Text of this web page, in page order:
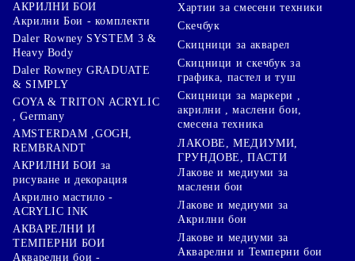
АКРИЛНИ БОИ
Акрилни Бои - комплекти
Daler Rowney SYSTEM 3 &
Heavy Body
Daler Rowney GRADUATE
& SIMPLY
GOYA & TRITON АCRYLIC
, Germany
AMSTERDAM ,GOGH,
REMBRANDT
АКРИЛНИ БОИ за
рисуване и декорация
Акрилно мастило -
ACRYLIC INK
АКВАРЕЛНИ И
ТЕМПЕРНИ БОИ
Акварелни бои -
Хартии за смесени техники
Скечбук
Скицници за акварел
Скицници и скечбук за
графика, пастел и туш
Скицници за маркери ,
акрилни , маслени бои,
смесена техника
ЛАКОВЕ, МЕДИУМИ,
ГРУНДОВЕ, ПАСТИ
Лакове и медиуми за
маслени бои
Лакове и медиуми за
Акрилни бои
Лакове и медиуми за
Акварелни и Темперни бои